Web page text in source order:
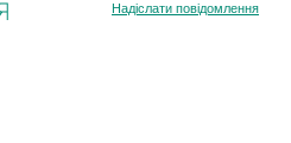
Надіслати повідомлення